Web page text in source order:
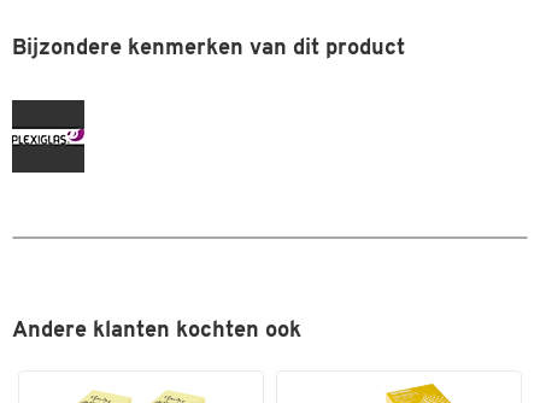
Bijzondere kenmerken van dit product
Andere klanten kochten ook